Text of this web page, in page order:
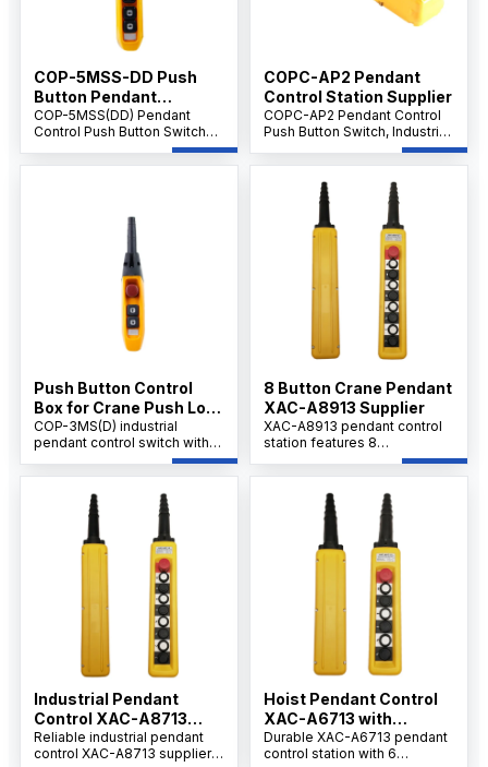
COP-5MSS-DD Push
Button Pendant
Supplier IP65 level
COP-5MSS(DD) Pendant
Control Push Button Switch
with Emergency Stop, 5-
Button Handheld Crane &
COPC-AP2 Pendant
Control Station Supplier
COPC-AP2 Pendant Control
Push Button Switch, Industrial
Crane & Hoist Controller, AC
500V 10A, Multi-Button
Emergency Control Unit.
Push Button Control
Box for Crane Push Lock
Urgent Stop COP-3MSD
COP-3MS(D) industrial
pendant control switch with
emergency stop, AC 500V
rating, 10A thermal current,
durable handheld design for
cranes, hoists.
8 Button Crane Pendant
XAC-A8913 Supplier
XAC-A8913 pendant control
station features 8
mechanically interlocked
buttons and a 40mm ZA2-
B854 emergency stop for
reliable crane and hoist
operation.
Industrial Pendant
Control XAC-A8713
Factory
Reliable industrial pendant
control XAC-A8713 supplier
Hoist Pendant Control
XAC-A6713 with
Emergency Stop,
OEM/ODM
Durable XAC-A6713 pendant
control station with 6